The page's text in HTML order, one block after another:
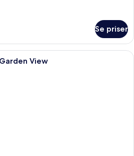
Se priser
To enkeltsenge med træstel, hvidt
View